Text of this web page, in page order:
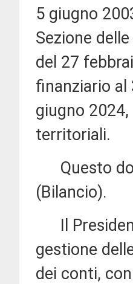
5 giugno
Sezione
del 27
finanziario al
giugno
territoriali.
Questo
(Bilancio).
Il
gestione
dei conti,